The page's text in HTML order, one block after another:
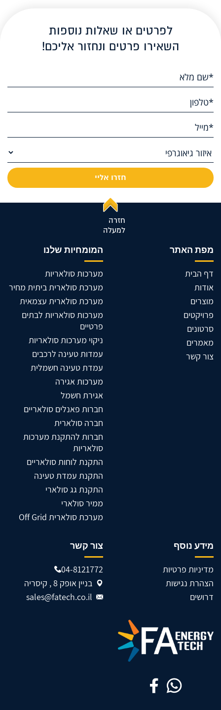
לפרטים או שאלות נוספות
השאירו פרטים ונחזור אליכם!
חזרה
למעלה
מפת האתר
דף הבית
אודות
מוצרים
פרויקטים
סרטונים
מאמרים
צור קשר
המומחיות שלנו
מערכות סולאריות
מערכת סולארית ביתית מחיר
מערכת סולארית עצמאית
מערכות סולאריות לבתים
פרטיים
ניקוי מערכות סולאריות
עמדות טעינה לרכבים
עמדת טעינה חשמלית
מערכות אגירה
אגירת חשמל
חברות פאנלים סולאריים
חברה סולארית
חברות להתקנת מערכות
סולאריות
התקנת לוחות סולאריים
התקנת עמדת טעינה
התקנת גג סולארי
ממיר סולארי
מערכת סולארית Off Grid
מידע נוסף
מדיניות פרטיות
הצהרת נגישות
דרושים
צור קשר
04-8121772
בניין אופק 8 , קיסריה
sales@fatech.co.il